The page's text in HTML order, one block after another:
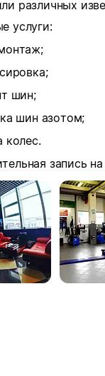
различных
услуги:
шин;
шин азотом;
колес.
запись